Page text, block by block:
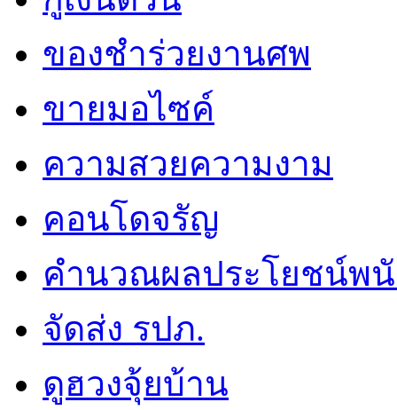
ของชำร่วยงานศพ
ขายมอไซค์
ความสวยความงาม
คอนโดจรัญ
คำนวณผลประโยชน์พ
จัดส่ง รปภ.
ดูฮวงจุ้ยบ้าน